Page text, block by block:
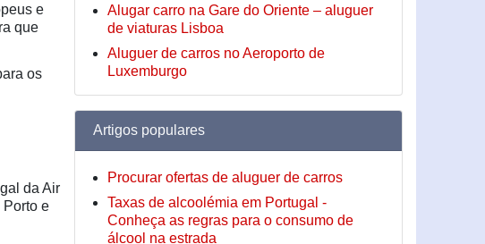
e
que
os
da Air
Porto e
Alugar carro na Gare do Oriente – aluguer
de viaturas Lisboa
Aluguer de carros no Aeroporto de
Luxemburgo
Artigos populares
Procurar ofertas de aluguer de carros
Taxas de alcoolémia em Portugal -
Conheça as regras para o consumo de
álcool na estrada